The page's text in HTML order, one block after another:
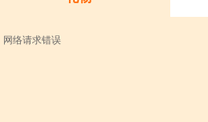
网络请求错误